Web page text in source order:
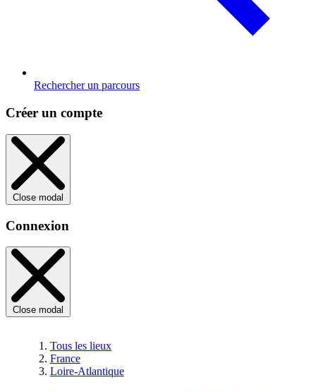
Rechercher un parcours
Créer un compte
Close modal
Connexion
Close modal
Tous les lieux
France
Loire-Atlantique